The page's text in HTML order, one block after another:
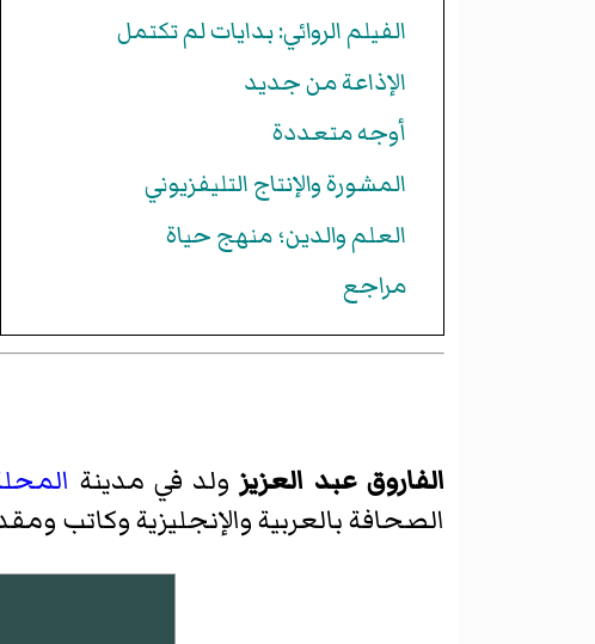
الفيلم الروائي: بدايات لم تكتمل
الإذاعة من جديد
أوجه متعددة
المشورة والإنتاج التليفزيوني
العلم والدين؛ منهج حياة
مراجع
الفاروق عبد العزيز ولد في مدينة
الصحافة بالعربية والإنجليزية وكاتب